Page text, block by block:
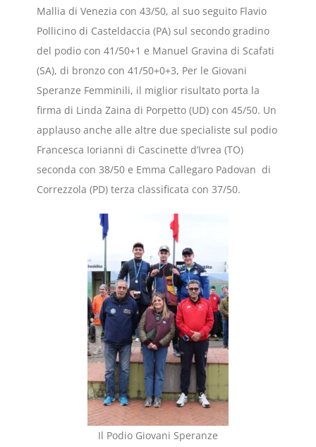
Mallia di Venezia con 43/50, al suo seguito Flavio
Pollicino di Casteldaccia (PA) sul secondo gradino
del podio con 41/50+1 e Manuel Gravina di Scafati
(SA), di bronzo con 41/50+0+3, Per le Giovani
Speranze Femminili, il miglior risultato porta la
firma di Linda Zaina di Porpetto (UD) con 45/50. Un
applauso anche alle altre due specialiste sul podio
Francesca Iorianni di Cascinette d’Ivrea (TO)
seconda con 38/50 e Emma Callegaro Padovan di
Correzzola (PD) terza classificata con 37/50.
Il Podio Giovani Speranze